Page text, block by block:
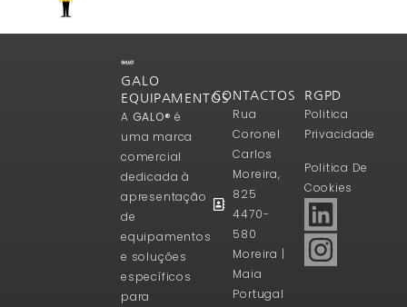
GALO
EQUIPAMENTOS
A GALO® é
uma marca
comercial
dedicada à
apresentação
de
equipamentos
e soluções
específicos
para
CONTACTOS
Rua
Coronel
Carlos
Moreira,
825
4470-
580
Moreira |
Maia
Portugal
RGPD
Politica
Privacidade
Politica De
Cookies